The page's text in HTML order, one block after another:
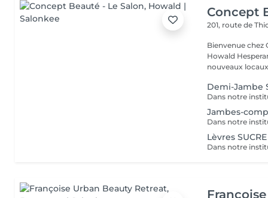
Concept
201, route de
Bienvenue chez Concept Beauté
Howald
nouveaux
Demi-Jambe
Jambes-
Lèvres SUCRE